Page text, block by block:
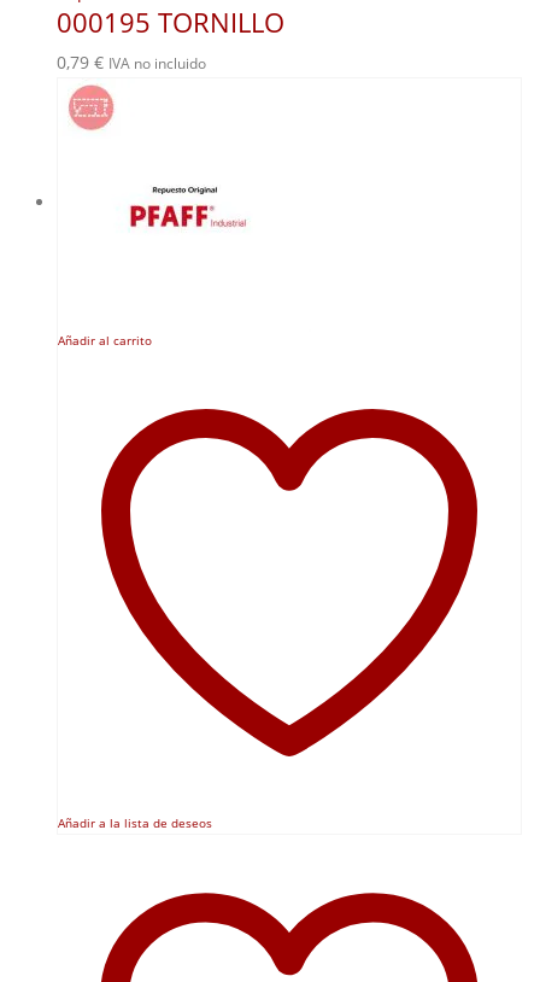
000195 TORNILLO
0,79 € IVA no incluido
Añadir al carrito
Añadir a la lista de deseos